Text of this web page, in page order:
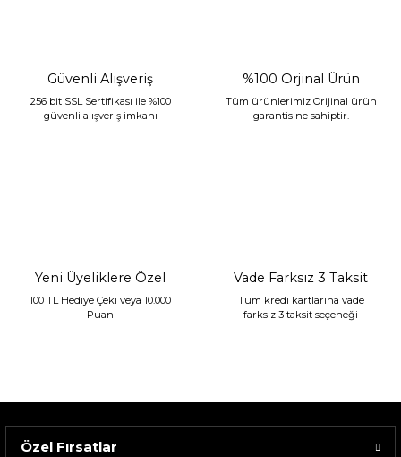
Güvenli Alışveriş
256 bit SSL Sertifikası ile %100
güvenli alışveriş imkanı
%100 Orjinal Ürün
Tüm ürünlerimiz Orijinal ürün
garantisine sahiptir.
Yeni Üyeliklere Özel
100 TL Hediye Çeki veya 10.000
Puan
Vade Farksız 3 Taksit
Tüm kredi kartlarına vade
farksız 3 taksit seçeneği
Özel Fırsatlar